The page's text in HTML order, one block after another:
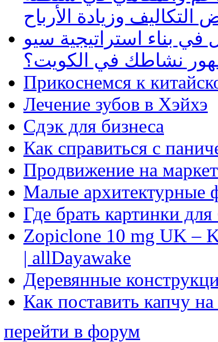
وزيادة الأرباح
بناء استراتيجية سيو
نشاطك في الكويت؟
Прикоснемся к
Лечение зубов в Хэйхэ
Сдэк для бизнеса
Как справиться с
Продвижение на
Малые архитектурные
Где брать картинки
Zopiclone 10 mg UK –
| allDayawake
Деревянные
Как поставить капчу
перейти в форум